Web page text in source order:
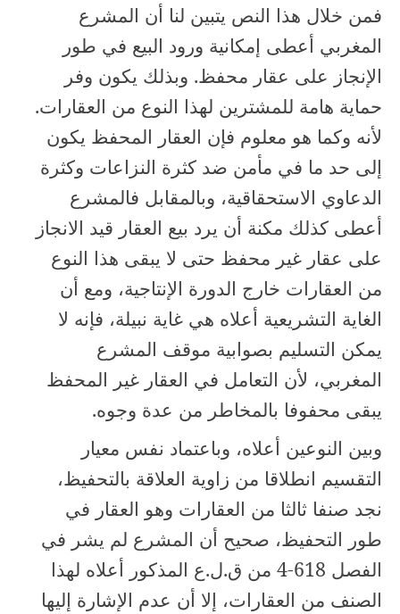
فمن خلال هذا النص يتبين لنا أن المشرع
المغربي أعطى إمكانية ورود البيع في طور
الإنجاز على عقار محفظ. وبذلك يكون وفر
حماية هامة للمشترين لهذا النوع من العقارات.
لأنه وكما هو معلوم فإن العقار المحفظ يكون
إلى حد ما في مأمن ضد كثرة النزاعات وكثرة
الدعاوي الاستحقاقية، وبالمقابل فالمشرع
أعطى كذلك مكنة أن يرد بيع العقار قيد الانجاز
على عقار غير محفظ حتى لا يبقى هذا النوع
من العقارات خارج الدورة الإنتاجية، ومع أن
الغاية التشريعية أعلاه هي غاية نبيلة، فإنه لا
يمكن التسليم بصوابية موقف المشرع
المغربي، لأن التعامل في العقار غير المحفظ
يبقى محفوفا بالمخاطر من عدة وجوه.
وبين النوعين أعلاه، وباعتماد نفس معيار
التقسيم انطلاقا من زاوية العلاقة بالتحفيظ،
نجد صنفا ثالثا من العقارات وهو العقار في
طور التحفيظ، صحيح أن المشرع لم يشر في
الفصل 4-618من ق.ل.ع المذكور أعلاه لهذا
الصنف من العقارات، إلا أن عدم الإشارة إليها